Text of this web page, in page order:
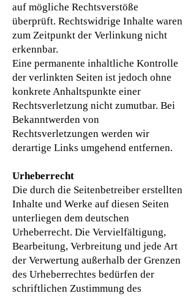
auf mögliche Rechtsverstöße
überprüft. Rechtswidrige Inhalte waren
zum Zeitpunkt der Verlinkung nicht
erkennbar.
Eine permanente inhaltliche Kontrolle
der verlinkten Seiten ist jedoch ohne
konkrete Anhaltspunkte einer
Rechtsverletzung nicht zumutbar. Bei
Bekanntwerden von
Rechtsverletzungen werden wir
derartige Links umgehend entfernen.
Urheberrecht
Die durch die Seitenbetreiber erstellten
Inhalte und Werke auf diesen Seiten
unterliegen dem deutschen
Urheberrecht. Die Vervielfältigung,
Bearbeitung, Verbreitung und jede Art
der Verwertung außerhalb der Grenzen
des Urheberrechtes bedürfen der
schriftlichen Zustimmung des